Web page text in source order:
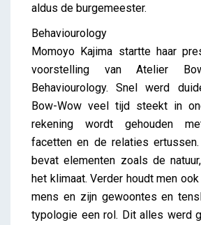
aldus de burgemeester.
Behaviourology
Momoyo Kajima startte haar
voorstelling van Atelier
Behaviourology. Snel werd
Bow-Wow veel tijd steekt in
rekening wordt gehouden
facetten en de relaties
bevat elementen zoals de
het klimaat. Verder houdt men
mens en zijn gewoontes en
typologie een rol. Dit alles werd